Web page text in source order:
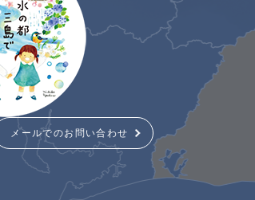
メールでのお問い合わせ